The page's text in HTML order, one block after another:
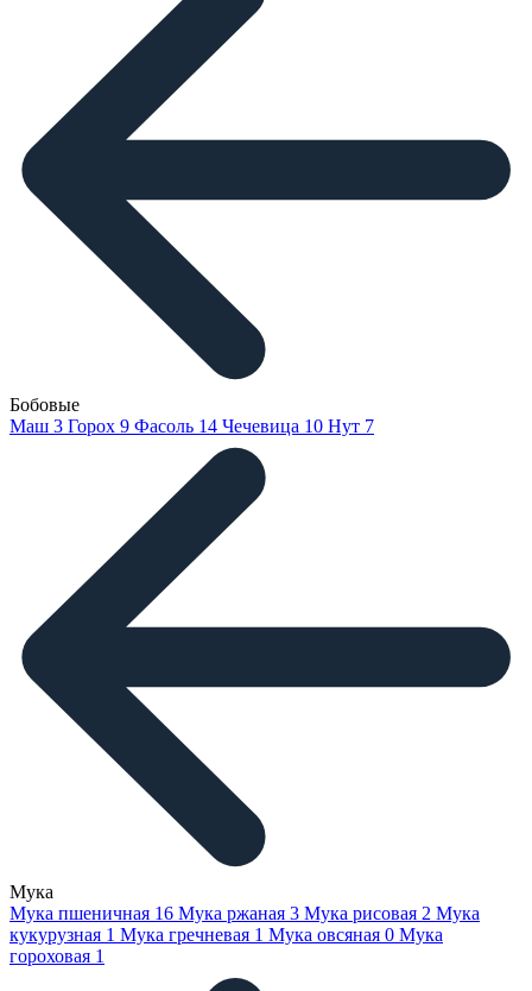
Бобовые
Маш 3 Горох 9 Фасоль 14 Чечевица 10 Нут 7
Мука
Мука пшеничная 16 Мука ржаная 3 Мука рисовая 2 Мука
кукурузная 1 Мука гречневая 1 Мука овсяная 0 Мука
гороховая 1